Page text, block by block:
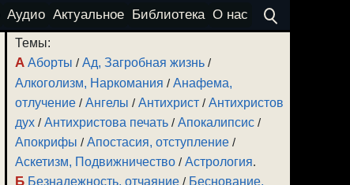
Аудио Актуальное Библиотека О нас
Темы:
А Аборты /Ад, Загробная жизнь /
Алкоголизм, Наркомания /Анафема,
отлучение /Ангелы /Антихрист /Антихристов
дух /Антихристова печать /Апокалипсис /
Апокрифы /Апостасия, отступление /
Аскетизм, Подвижничество /Астрология.
Б Безнадежность, отчаяние / Беснование,